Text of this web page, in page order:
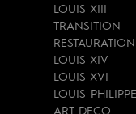
LOUIS XIII
TRANSITION
RESTAURATION
LOUIS XIV
LOUIS XVI
LOUIS PHILIPPE